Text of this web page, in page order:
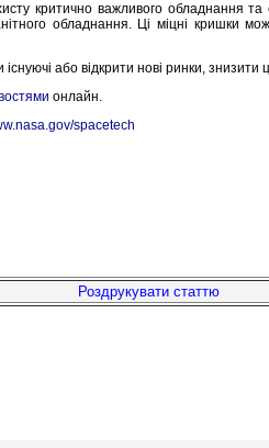
критично важливого обладнання
обладнання. Ці міцні кришки
або відкрити нові ринки,
онлайн.
spacetech
Роздрукувати статтю